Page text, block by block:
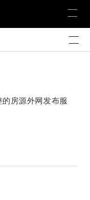
房源外网发布服